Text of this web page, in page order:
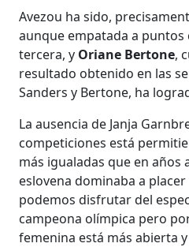
Avezou ha sido,
aunque empatada a puntos
tercera, y Oriane Bertone,
resultado obtenido en las
Sanders y Bertone, ha
La ausencia de Janja
competiciones está
más igualadas que en años
eslovena dominaba a
podemos disfrutar del
campeona olímpica pero
femenina está más abierta